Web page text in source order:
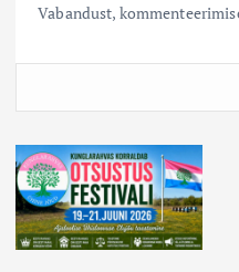
Vabandust,
i